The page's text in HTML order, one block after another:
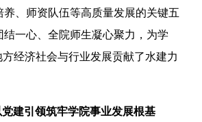
、师资队伍等高质量发展的关键五
一心、全院师生凝心聚力，为学
经济社会与行业发展贡献了水建力
建引领筑牢学院事业发展根基